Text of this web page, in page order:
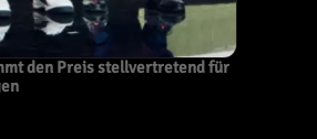
den Preis stellvertretend für